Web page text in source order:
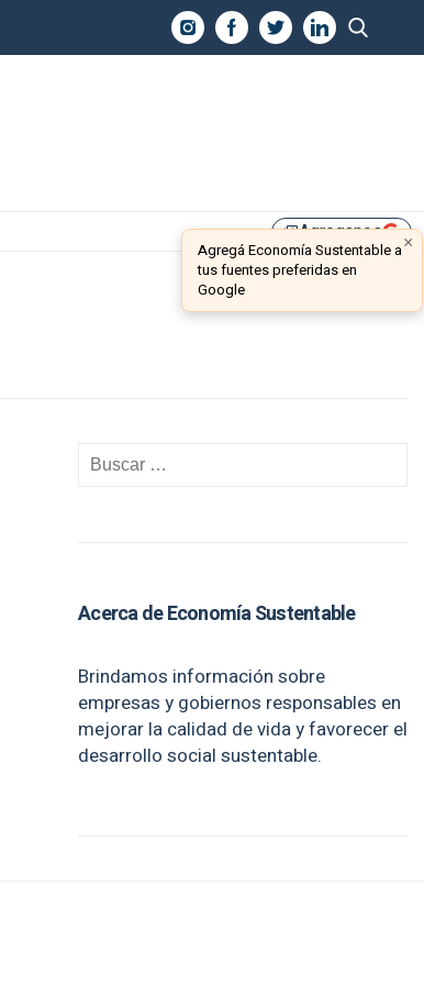
library_addAgreganos ×
Agregá Economía Sustentable a
tus fuentes preferidas en
Google
Acerca de Economía Sustentable
Brindamos información sobre
empresas y gobiernos responsables en
mejorar la calidad de vida y favorecer el
desarrollo social sustentable.